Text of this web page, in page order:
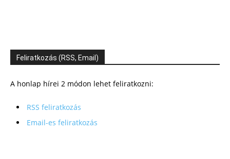
Feliratkozás (RSS, Email)
A honlap hírei 2 módon lehet feliratkozni:
RSS feliratkozás
Email-es feliratkozás